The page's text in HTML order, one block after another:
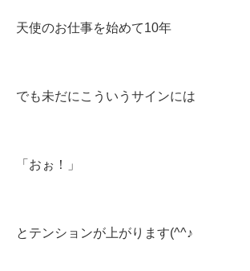
天使のお仕事を始めて10年
でも未だにこういうサインには
「おぉ！」
とテンションが上がります(^^♪